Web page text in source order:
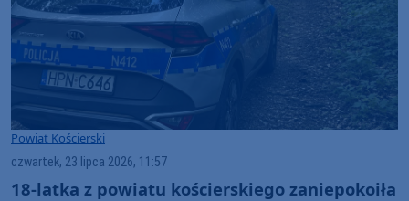
Powiat Kościerski
czwartek, 23 lipca 2026, 11:57
18-latka z powiatu kościerskiego zaniepokoiła